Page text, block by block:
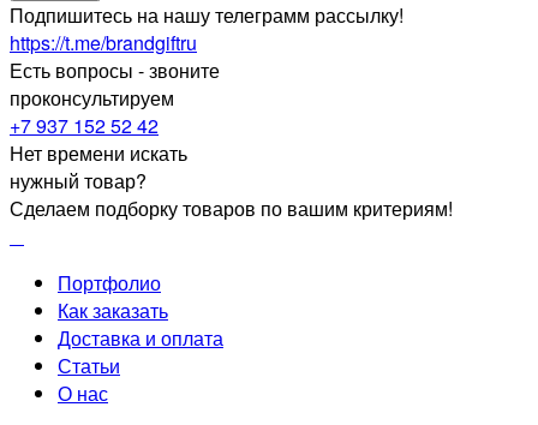
Подпишитесь на нашу телеграмм рассылку!
https://t.me/brandgiftru
Есть вопросы - звоните
проконсультируем
+7 937 152 52 42
Нет времени искать
нужный товар?
Сделаем подборку товаров по вашим критериям!
Портфолио
Как заказать
Доставка и оплата
Статьи
О нас